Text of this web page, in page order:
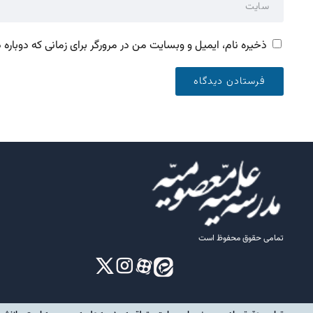
ذخیره نام، ایمیل و وبسایت من در مرورگر برای زمانی که
تمامی حقوق محفوظ است